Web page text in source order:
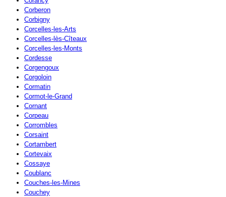
Corberon
Corbigny
Corcelles-les-Arts
Corcelles-lès-Cîteaux
Corcelles-les-Monts
Cordesse
Corgengoux
Corgoloin
Cormatin
Cormot-le-Grand
Cornant
Corpeau
Corrombles
Corsaint
Cortambert
Cortevaix
Cossaye
Coublanc
Couches-les-Mines
Couchey